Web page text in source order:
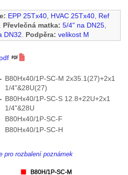
EPP 25Tx40, HVAC 25Tx40, Ref
Převlečná matka: 5/4" na DN25,
DN32. Podpěra: velikost M
B80Hx40/1P-SC-M 2x35.1(27)+2x1
1/4"&28U(27)
B80Hx40/1P-SC-S 12.8+22U+2x1
1/4"&28U
B80Hx40/1P-SC-F
B80Hx40/1P-SC-H
pro rozbalení poznámek